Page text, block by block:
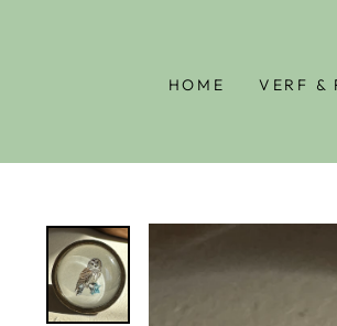
HOME VERF &